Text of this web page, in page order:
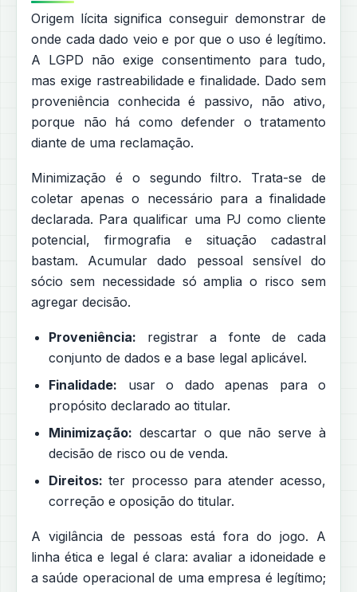
Origem lícita significa conseguir demonstrar de
onde cada dado veio e por que o uso é legítimo.
A LGPD não exige consentimento para tudo,
mas exige rastreabilidade e finalidade. Dado sem
proveniência conhecida é passivo, não ativo,
porque não há como defender o tratamento
diante de uma reclamação.
Minimização é o segundo filtro. Trata-se de
coletar apenas o necessário para a finalidade
declarada. Para qualificar uma PJ como cliente
potencial, firmografia e situação cadastral
bastam. Acumular dado pessoal sensível do
sócio sem necessidade só amplia o risco sem
agregar decisão.
Proveniência: registrar a fonte de cada
conjunto de dados e a base legal aplicável.
Finalidade: usar o dado apenas para o
propósito declarado ao titular.
Minimização: descartar o que não serve à
decisão de risco ou de venda.
Direitos: ter processo para atender acesso,
correção e oposição do titular.
A vigilância de pessoas está fora do jogo. A
linha ética e legal é clara: avaliar a idoneidade e
a saúde operacional de uma empresa é legítimo;